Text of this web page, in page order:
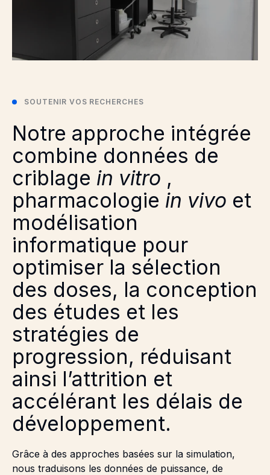
SOUTENIR VOS RECHERCHES
Notre approche intégrée
combine données de
criblage in vitro ,
pharmacologie in vivo et
modélisation
informatique pour
optimiser la sélection
des doses, la conception
des études et les
stratégies de
progression, réduisant
ainsi l’attrition et
accélérant les délais de
développement.
Grâce à des approches basées sur la simulation,
nous traduisons les données de puissance, de